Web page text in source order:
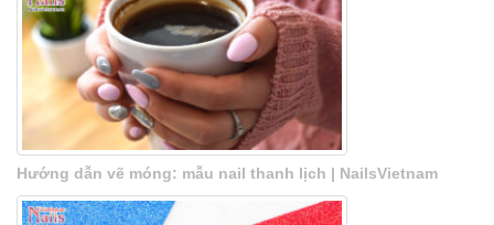
Hướng dẫn vẽ móng: mẫu nail thanh lịch | NailsVietnam